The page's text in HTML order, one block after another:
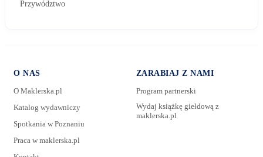
Przywództwo
O NAS
O Maklerska.pl
Katalog wydawniczy
Spotkania w Poznaniu
Praca w maklerska.pl
ZARABIAJ Z NAMI
Program partnerski
Wydaj książkę giełdową z
maklerska.pl
E-mail: